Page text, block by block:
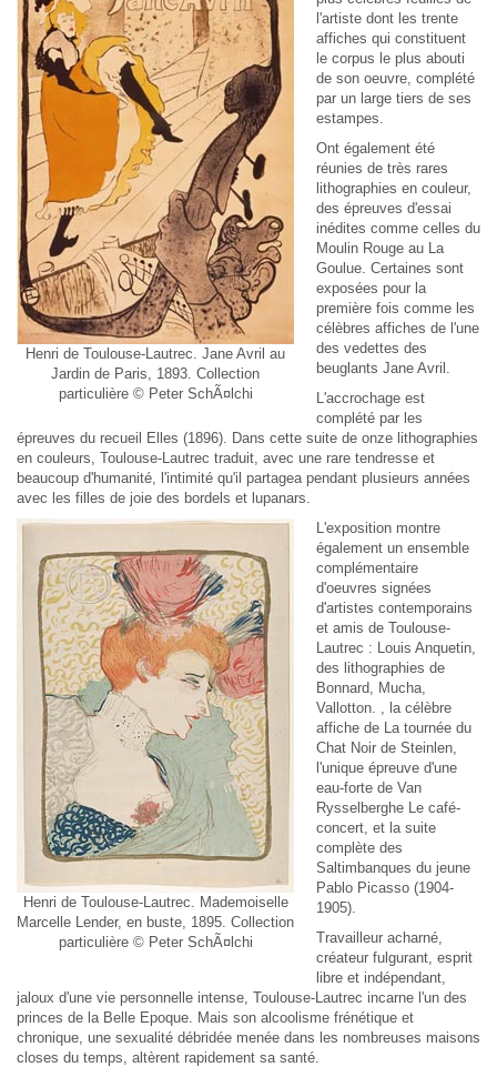
Henri de Toulouse-Lautrec. Jane Avril au
Jardin de Paris, 1893. Collection
particulière © Peter SchÃ¤lchi
l'artiste dont les trente
affiches qui constituent
le corpus le plus abouti
de son oeuvre, complété
par un large tiers de ses
estampes.
Ont également été
réunies de très rares
lithographies en couleur,
des épreuves d'essai
inédites comme celles du
Moulin Rouge au La
Goulue. Certaines sont
exposées pour la
première fois comme les
célèbres affiches de l'une
des vedettes des
beuglants Jane Avril.
L'accrochage est
complété par les
épreuves du recueil Elles (1896). Dans cette suite de onze lithographies
en couleurs, Toulouse-Lautrec traduit, avec une rare tendresse et
beaucoup d'humanité, l'intimité qu'il partagea pendant plusieurs années
avec les filles de joie des bordels et lupanars.
Henri de Toulouse-Lautrec. Mademoiselle
Marcelle Lender, en buste, 1895. Collection
particulière © Peter SchÃ¤lchi
L'exposition montre
également un ensemble
complémentaire
d'oeuvres signées
d'artistes contemporains
et amis de Toulouse-
Lautrec : Louis Anquetin,
des lithographies de
Bonnard, Mucha,
Vallotton. , la célèbre
affiche de La tournée du
Chat Noir de Steinlen,
l'unique épreuve d'une
eau-forte de Van
Rysselberghe Le café-
concert, et la suite
complète des
Saltimbanques du jeune
Pablo Picasso (1904-
1905).
Travailleur acharné,
créateur fulgurant, esprit
libre et indépendant,
jaloux d'une vie personnelle intense, Toulouse-Lautrec incarne l'un des
princes de la Belle Epoque. Mais son alcoolisme frénétique et
chronique, une sexualité débridée menée dans les nombreuses maisons
closes du temps, altèrent rapidement sa santé.